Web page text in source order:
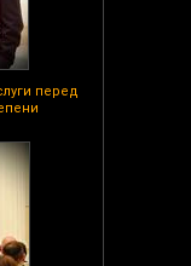
перед